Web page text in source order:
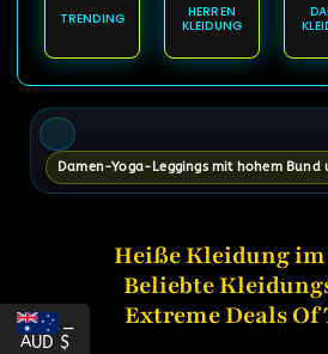
TRENDING
HERREN
KLEIDUNG
Damen-Yoga-Leggings mit hohem
Heiße Kleidung
Beliebte
Extreme Deals Of
AUD $